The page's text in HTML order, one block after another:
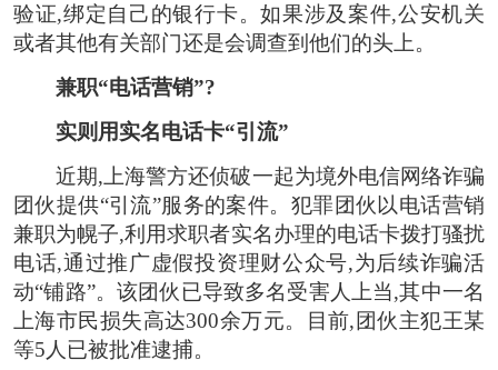
验证,绑定自己的银行卡。如果涉及案件,公安机关
或者其他有关部门还是会调查到他们的头上。
兼职“电话营销”?
实则用实名电话卡“引流”
近期,上海警方还侦破一起为境外电信网络诈骗
团伙提供“引流”服务的案件。犯罪团伙以电话营销
兼职为幌子,利用求职者实名办理的电话卡拨打骚扰
电话,通过推广虚假投资理财公众号,为后续诈骗活
动“铺路”。该团伙已导致多名受害人上当,其中一名
上海市民损失高达300余万元。目前,团伙主犯王某
等5人已被批准逮捕。